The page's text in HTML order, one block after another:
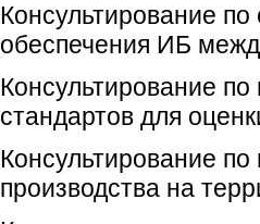
Консультирование
обеспечения ИБ
Консультирование
стандартов для
Консультирование
производства на